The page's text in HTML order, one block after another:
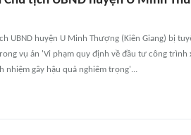
UBND huyện U Minh Thượng (Kiên Giang) bị
vụ án 'Vi phạm quy định về đầu tư công trình
nhiệm gây hậu quả nghiêm trọng'...